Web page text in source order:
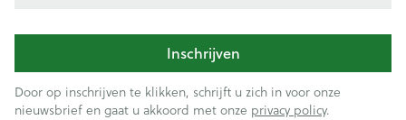
Inschrijven
Door op inschrijven te klikken, schrijft u zich in voor onze
nieuwsbrief en gaat u akkoord met onze privacy policy.